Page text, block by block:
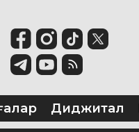
Диджитал